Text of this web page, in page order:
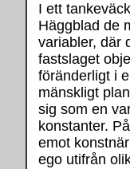
I ett
Häggblad de
variabler, där
fastslaget
föränderligt i
mänskligt
sig som en
konstanter.
emot
ego utifrån